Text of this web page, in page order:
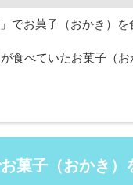
でお菓子（おかき）
食べていたお菓子（お
お菓子（おかき